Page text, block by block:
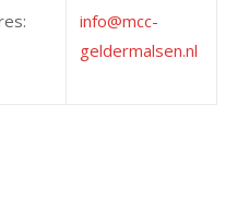
info@mcc-
geldermalsen.nl